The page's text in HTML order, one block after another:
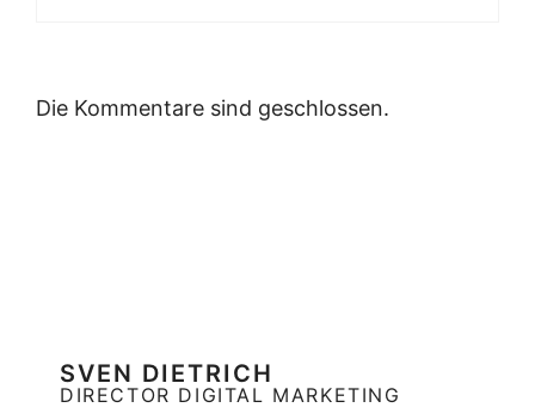
Die Kommentare sind geschlossen.
SVEN DIETRICH
DIRECTOR DIGITAL MARKETING